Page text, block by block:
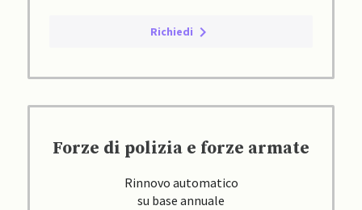
Richiedi
Forze di polizia e forze armate
Rinnovo automatico
su base annuale